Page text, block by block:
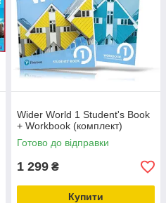
Wider World 1 Student's Book
+ Workbook (комплект)
Готово до відправки
1 299 ₴
Купити